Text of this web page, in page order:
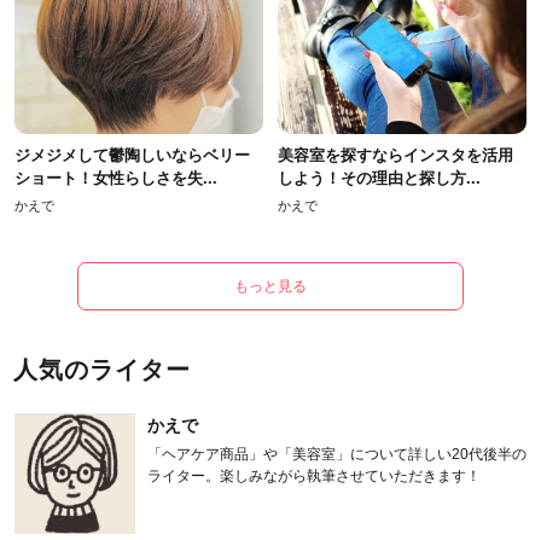
ジメジメして鬱陶しいならベリー
ショート！女性らしさを失...
かえで
美容室を探すならインスタを活用
しよう！その理由と探し方...
かえで
もっと見る
人気のライター
かえで
「ヘアケア商品」や「美容室」について詳しい20代後半の
ライター。楽しみながら執筆させていただきます！